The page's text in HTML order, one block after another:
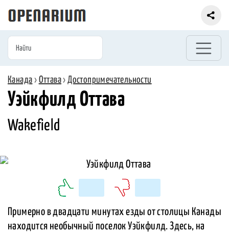
Канада › Оттава›Достопримечательности
Уэйкфилд Оттава
Wakefield
Примерно в двадцати минутах езды от столицы Канады
находится необычный поселок Уэйкфилд. Здесь, на